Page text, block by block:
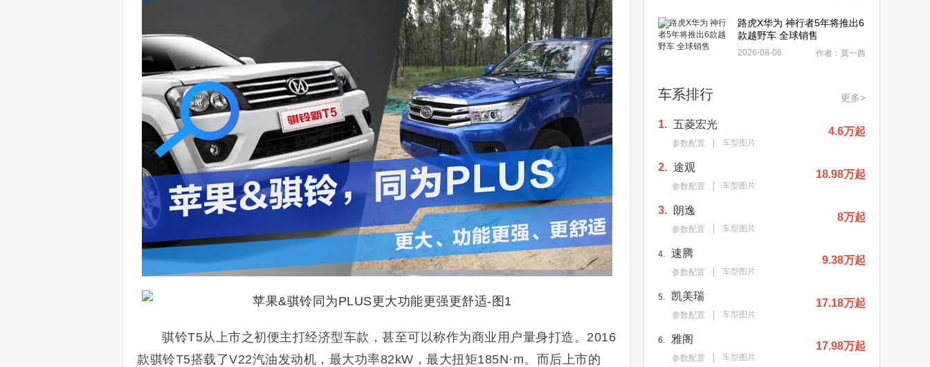
骐铃T5从上市之初便主打经济型车款，甚至可以称作为商业用户量身打造。2016
款骐铃T5搭载了V22汽油发动机，最大功率82kW，最大扭矩185N·m。而后上市的
路虎X华为 神行者5年将推出6
款越野车 全球销售
2026-08-06 作者：莫一西
车系排行 更多>
1. 五菱宏光
参数配置 车型图片
4.6万起
2. 途观
参数配置 车型图片
18.98万起
3. 朗逸
参数配置 车型图片
8万起
4. 速腾
参数配置 车型图片
9.38万起
5. 凯美瑞
参数配置 车型图片
17.18万起
6. 雅阁
参数配置 车型图片
17.98万起